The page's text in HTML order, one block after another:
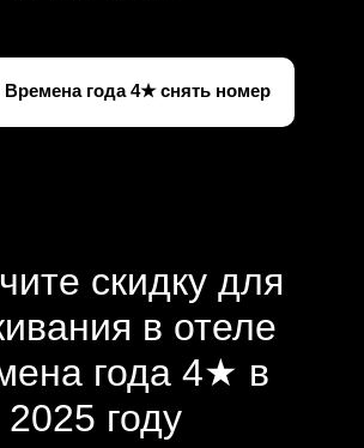
года 4★ снять номер
скидку для
в отеле
года 4★ в
2025 году